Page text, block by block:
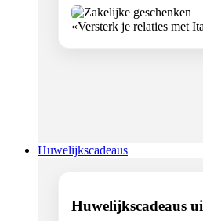
«Versterk je relaties met
Huwelijkscadeaus
Huwelijkscadeaus